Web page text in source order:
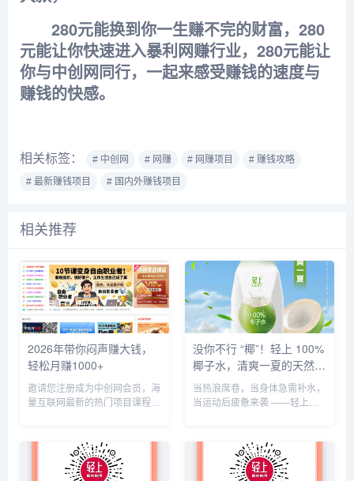
280元能换到你一生赚不完的财富，280
元能让你快速进入暴利网赚行业，280元能让
你与中创网同行，一起来感受赚钱的速度与
赚钱的快感。
相关标签： # 中创网 # 网赚 # 网赚项目
# 赚钱攻略
# 最新赚钱项目
# 国内外赚钱项目
相关推荐
2026年带你闷声赚大钱，
轻松月赚1000+
邀请您注册成为中创网会员，海
量互联网最新的热门项目课程免
各类爆粉赚钱攻略，国内外最新
赚钱项目，都在中创网，快来学
习吧！注册中创网（赚现金）
没你不行 “椰”！轻上 100%
椰子水，清爽一夏的天然补
给站
当热浪席卷，当身体急需补水，
当运动后疲惫来袭 ——轻上
100% 纯椰本味：拒绝香精、拒
绝浓缩液还原，每一滴都来自新
鲜椰子，入口是清甜的椰香...